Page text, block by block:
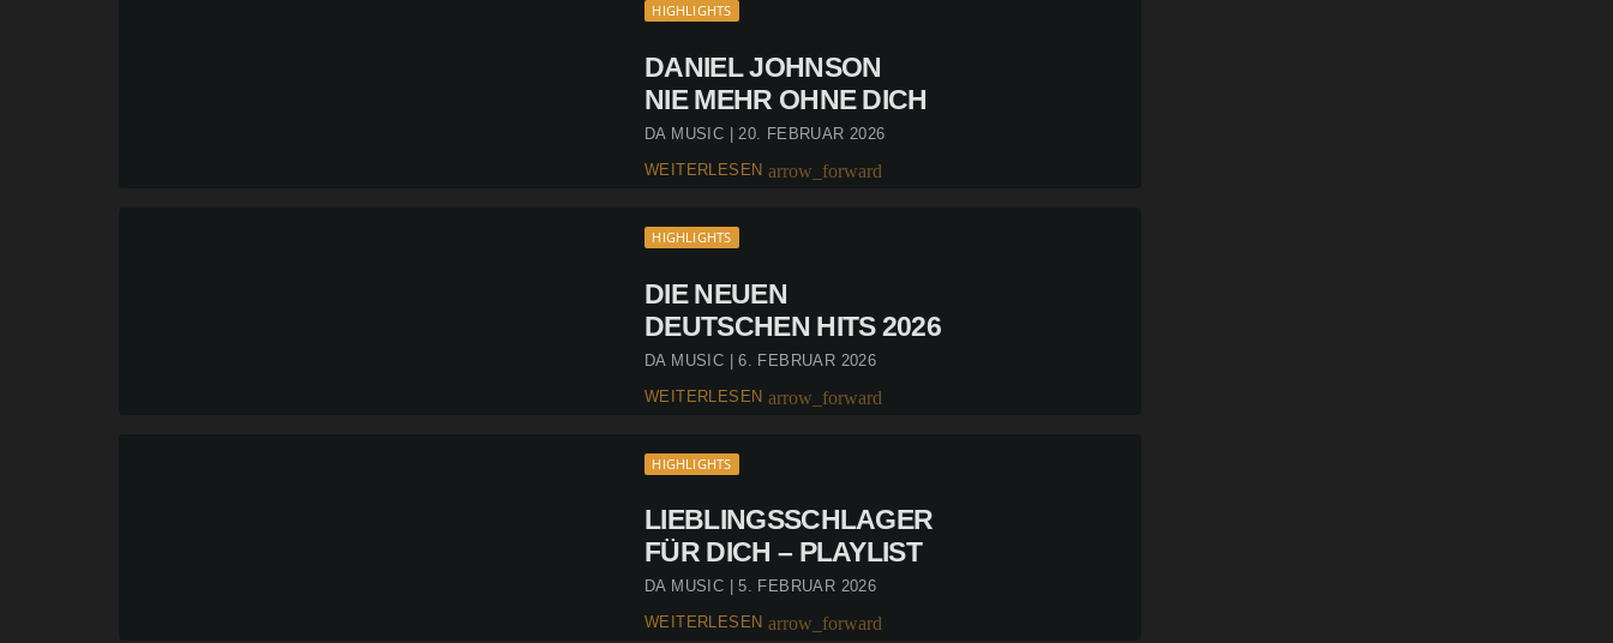
HIGHLIGHTS
DANIEL JOHNSON
NIE MEHR OHNE DICH
DA MUSIC | 20. FEBRUAR 2026
WEITERLESEN arrow_forward
HIGHLIGHTS
DIE NEUEN
DEUTSCHEN HITS 2026
DA MUSIC | 6. FEBRUAR 2026
WEITERLESEN arrow_forward
HIGHLIGHTS
LIEBLINGSSCHLAGER
FÜR DICH – PLAYLIST
DA MUSIC | 5. FEBRUAR 2026
WEITERLESEN arrow_forward